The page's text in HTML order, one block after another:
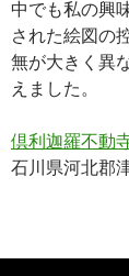
中でも私の興
された絵図の
無が大きく異
えました。
倶利迦羅不動
石川県河北郡